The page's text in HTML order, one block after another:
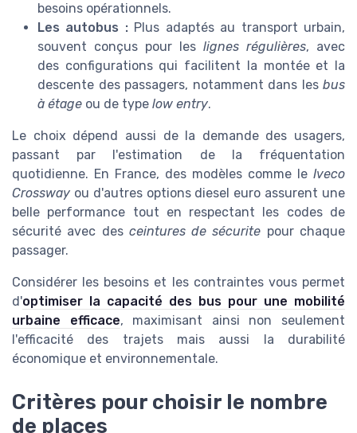
besoins opérationnels.
Les autobus :Plus adaptés au transport urbain,
souvent conçus pour les lignes régulières, avec
des configurations qui facilitent la montée et la
descente des passagers, notamment dans les bus
à étage ou de type low entry.
Le choix dépend aussi de la demande des usagers,
passant par l'estimation de la fréquentation
quotidienne. En France, des modèles comme le Iveco
Crossway ou d'autres options diesel euro assurent une
belle performance tout en respectant les codes de
sécurité avec des ceintures de sécurite pour chaque
passager.
Considérer les besoins et les contraintes vous permet
d'optimiser la capacité des bus pour une mobilité
urbaine efficace, maximisant ainsi non seulement
l'efficacité des trajets mais aussi la durabilité
économique et environnementale.
Critères pour choisir le nombre
de places